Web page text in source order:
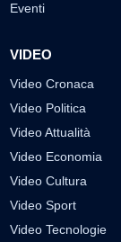
Eventi
VIDEO
Video Cronaca
Video Politica
Video Attualità
Video Economia
Video Cultura
Video Sport
Video Tecnologie